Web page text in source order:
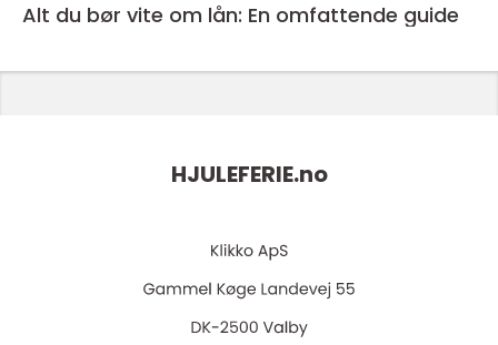
Alt du bør vite om lån: En omfattende guide
HJULEFERIE.no